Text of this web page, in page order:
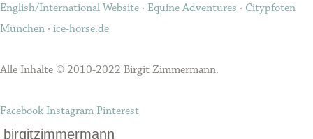
English/International Website · Equine Adventures · Citypfoten
München · ice-horse.de
Alle Inhalte © 2010-2022 Birgit Zimmermann.
Facebook Instagram Pinterest
birgitzimmermann